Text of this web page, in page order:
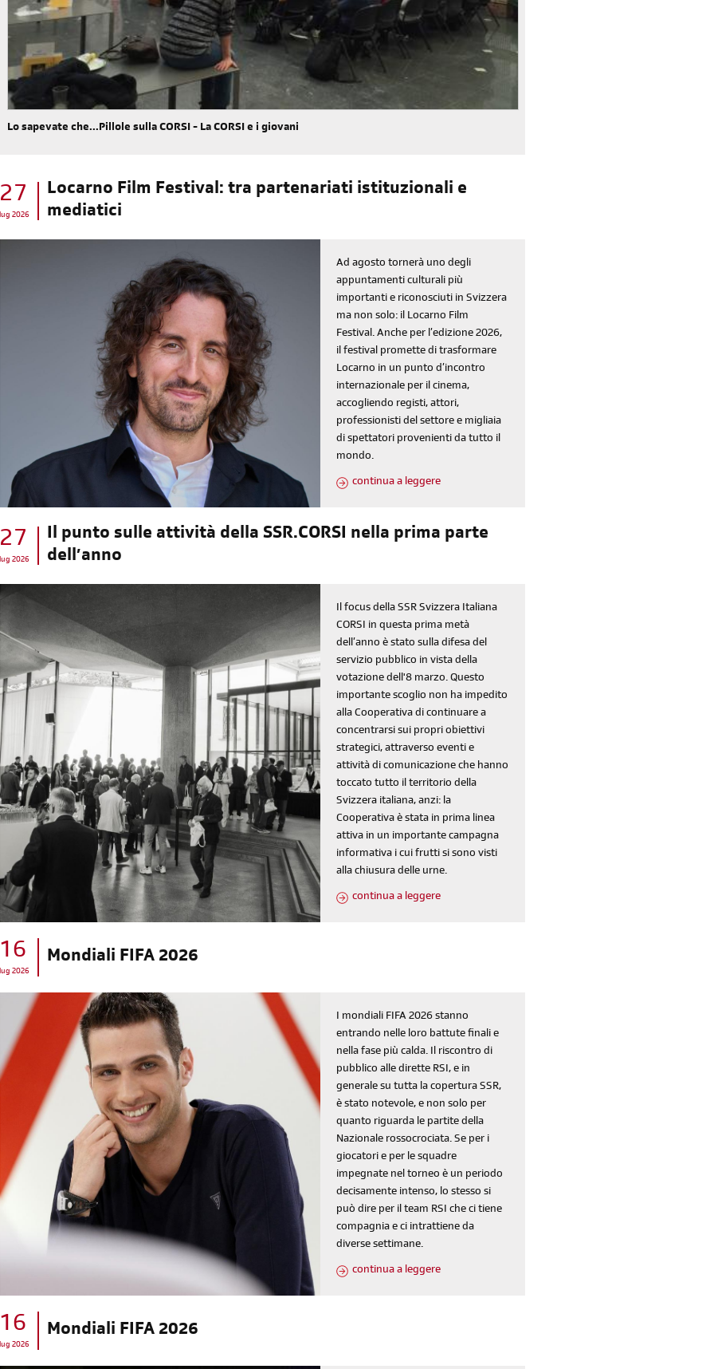
iscriviti subito
alla newsletter
di' la tua
area riservata
Reimposta la tua password
Lo sapevate che...Pillole sulla CORSI - La CORSI e i giovani
27
lug 2026
Locarno Film Festival: tra partenariati istituzionali e
mediatici
Ad agosto tornerà uno degli
appuntamenti culturali più
importanti e riconosciuti in Svizzera
ma non solo: il Locarno Film
Festival. Anche per l’edizione 2026,
il festival promette di trasformare
Locarno in un punto d’incontro
internazionale per il cinema,
accogliendo registi, attori,
professionisti del settore e migliaia
di spettatori provenienti da tutto il
mondo.
continua a leggere
27
lug 2026
Il punto sulle attività della SSR.CORSI nella prima parte
dell’anno
Il focus della SSR Svizzera Italiana
CORSI in questa prima metà
dell’anno è stato sulla difesa del
servizio pubblico in vista della
votazione dell'8 marzo. Questo
importante scoglio non ha impedito
alla Cooperativa di continuare a
concentrarsi sui propri obiettivi
strategici, attraverso eventi e
attività di comunicazione che hanno
toccato tutto il territorio della
Svizzera italiana, anzi: la
Cooperativa è stata in prima linea
attiva in un importante campagna
informativa i cui frutti si sono visti
alla chiusura delle urne.
continua a leggere
16
lug 2026
Mondiali FIFA 2026
I mondiali FIFA 2026 stanno
entrando nelle loro battute finali e
nella fase più calda. Il riscontro di
pubblico alle dirette RSI, e in
generale su tutta la copertura SSR,
è stato notevole, e non solo per
quanto riguarda le partite della
Nazionale rossocrociata. Se per i
giocatori e per le squadre
impegnate nel torneo è un periodo
decisamente intenso, lo stesso si
può dire per il team RSI che ci tiene
compagnia e ci intrattiene da
diverse settimane.
continua a leggere
16
lug 2026
Mondiali FIFA 2026